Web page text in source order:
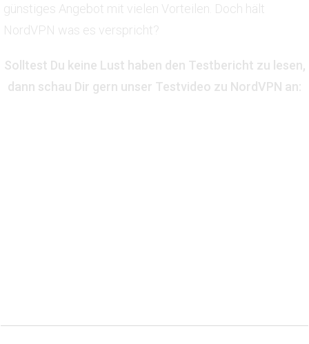
günstiges Angebot mit vielen Vorteilen. Doch hält
NordVPN was es verspricht?
Solltest Du keine Lust haben den Testbericht zu lesen,
dann schau Dir gern unser Testvideo zu NordVPN an: